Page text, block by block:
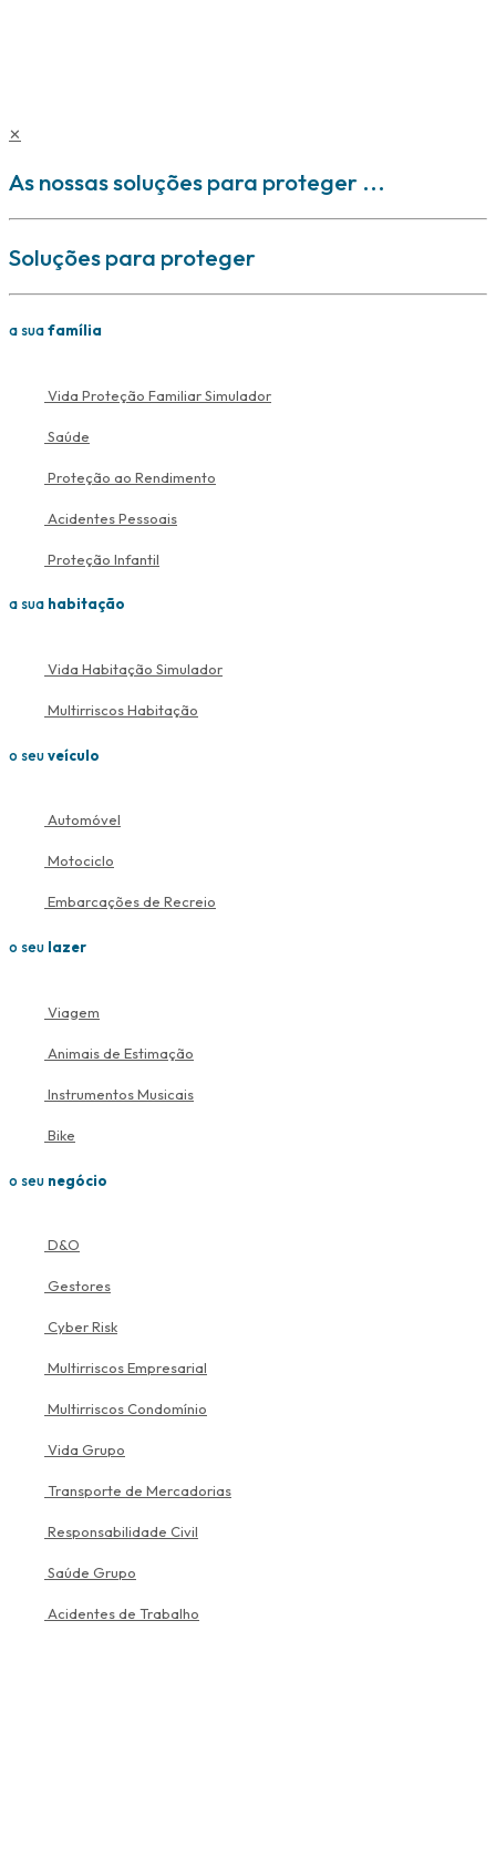
✕
As nossas soluções para proteger ...
Soluções para proteger
a suafamília
Vida Proteção FamiliarSimulador
Saúde
Proteção ao Rendimento
Acidentes Pessoais
Proteção Infantil
a sua habitação
Vida Habitação Simulador
Multirriscos Habitação
o seuveículo
Automóvel
Motociclo
Embarcações de Recreio
o seu lazer
Viagem
Animais de Estimação
Instrumentos Musicais
Bike
o seu negócio
D&O
Gestores
Cyber Risk
Multirriscos Empresarial
Multirriscos Condomínio
Vida Grupo
Transporte de Mercadorias
Responsabilidade Civil
Saúde Grupo
Acidentes de Trabalho